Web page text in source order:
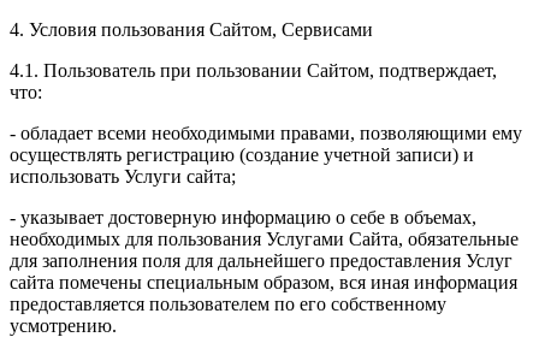
4. Условия пользования Сайтом, Сервисами
4.1. Пользователь при пользовании Сайтом, подтверждает,
что:
- обладает всеми необходимыми правами, позволяющими ему
осуществлять регистрацию (создание учетной записи) и
использовать Услуги сайта;
- указывает достоверную информацию о себе в объемах,
необходимых для пользования Услугами Сайта, обязательные
для заполнения поля для дальнейшего предоставления Услуг
сайта помечены специальным образом, вся иная информация
предоставляется пользователем по его собственному
усмотрению.